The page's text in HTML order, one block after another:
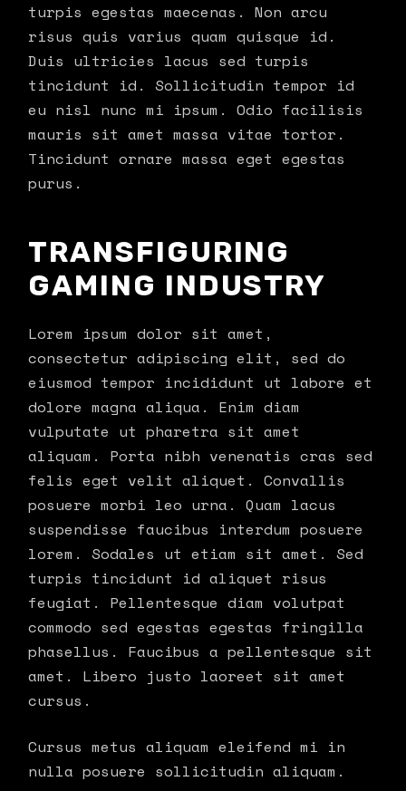
turpis egestas maecenas. Non arcu
risus quis varius quam quisque id.
Duis ultricies lacus sed turpis
tincidunt id. Sollicitudin tempor id
eu nisl nunc mi ipsum. Odio facilisis
mauris sit amet massa vitae tortor.
Tincidunt ornare massa eget egestas
purus.
TRANSFIGURING
GAMING INDUSTRY
Lorem ipsum dolor sit amet,
consectetur adipiscing elit, sed do
eiusmod tempor incididunt ut labore et
dolore magna aliqua. Enim diam
vulputate ut pharetra sit amet
aliquam. Porta nibh venenatis cras sed
felis eget velit aliquet. Convallis
posuere morbi leo urna. Quam lacus
suspendisse faucibus interdum posuere
lorem. Sodales ut etiam sit amet. Sed
turpis tincidunt id aliquet risus
feugiat. Pellentesque diam volutpat
commodo sed egestas egestas fringilla
phasellus. Faucibus a pellentesque sit
amet. Libero justo laoreet sit amet
cursus.
Cursus metus aliquam eleifend mi in
nulla posuere sollicitudin aliquam.